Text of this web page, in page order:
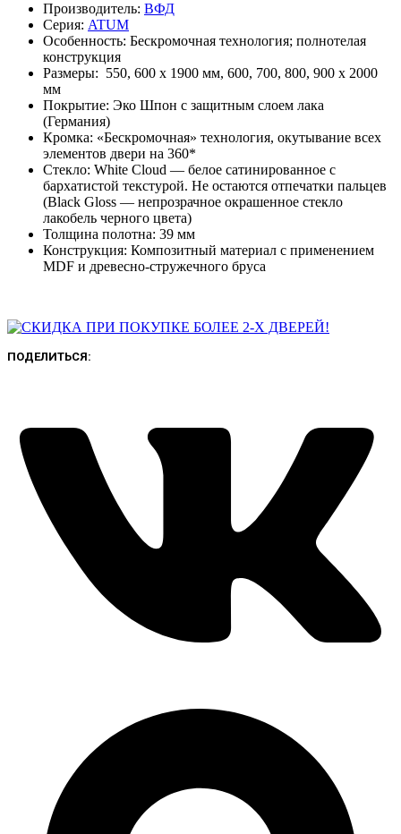
Производитель: ВФД
Серия: ATUM
Особенность: Бескромочная технология; полнотелая
конструкция
Размеры: 550, 600 х 1900 мм, 600, 700, 800, 900 х 2000
мм
Покрытие: Эко Шпон с защитным слоем лака
(Германия)
Кромка: «Бескромочная» технология, окутывание всех
элементов двери на 360*
Стекло: White Cloud — белое сатинированное с
бархатистой текстурой. Не остаются отпечатки пальцев
(Black Gloss — непрозрачное окрашенное стекло
лакобель черного цвета)
Толщина полотна: 39 мм
Конструкция: Композитный материал с применением
MDF и древесно-стружечного бруса
ПОДЕЛИТЬСЯ: